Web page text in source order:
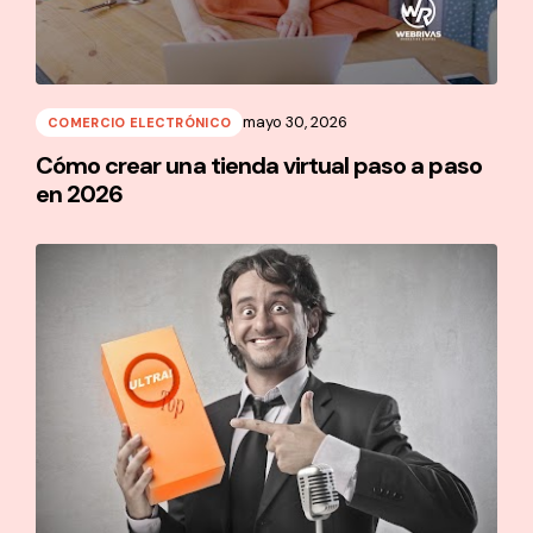
COMERCIO ELECTRÓNICO mayo 30, 2026
Cómo crear una tienda virtual paso a paso
en 2026